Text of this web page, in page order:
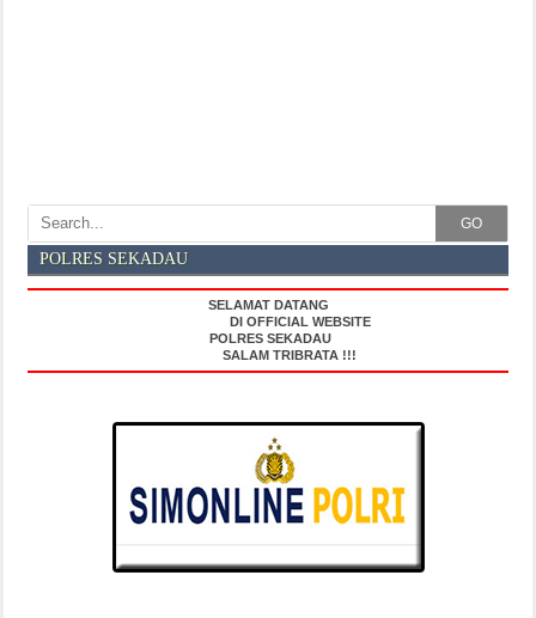
GO
POLRES SEKADAU
SELAMAT DATANG
DI OFFICIAL WEBSITE
POLRES SEKADAU
SALAM TRIBRATA !!!